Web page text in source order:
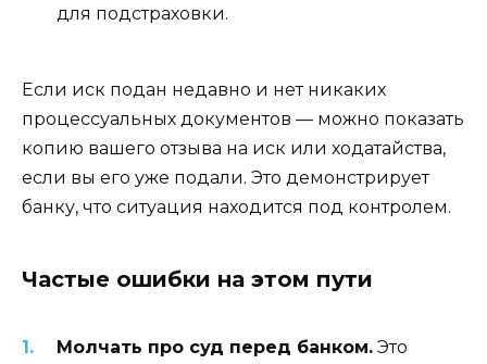
для подстраховки.
Если иск подан недавно и нет никаких
процессуальных документов — можно показать
копию вашего отзыва на иск или ходатайства,
если вы его уже подали. Это демонстрирует
банку, что ситуация находится под контролем.
Частые ошибки на этом пути
Молчать про суд перед банком. Это